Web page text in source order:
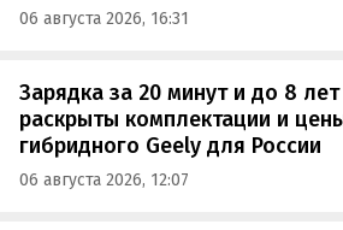
06 августа 2026, 16:31
Зарядка за 20 минут и до 8 лет
раскрыты комплектации и
гибридного Geely для России
06 августа 2026, 12:07